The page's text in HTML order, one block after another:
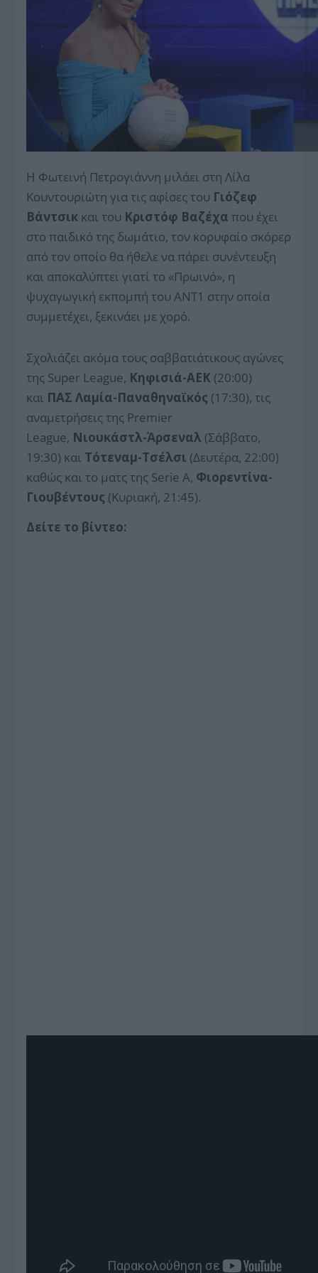
Η Φωτεινή Πετρογιάννη μιλάει στη Λίλα
Κουντουριώτη για τις αφίσες του Γιόζεφ
Βάντσικ και του Κριστόφ Βαζέχα που έχει
στο παιδικό της δωμάτιο, τον κορυφαίο σκόρερ
από τον οποίο θα ήθελε να πάρει συνέντευξη
και αποκαλύπτει γιατί το «Πρωινό», η
ψυχαγωγική εκπομπή του ΑΝΤ1 στην οποία
συμμετέχει, ξεκινάει με χορό.
Σχολιάζει ακόμα τους σαββατιάτικους αγώνες
της Super League, Κηφισιά-ΑΕΚ (20:00)
και ΠΑΣ Λαμία-Παναθηναϊκός (17:30), τις
αναμετρήσεις της Premier
League, Νιουκάστλ-Άρσεναλ (Σάββατο,
19:30) και Τότεναμ-Τσέλσι (Δευτέρα, 22:00)
καθώς και το ματς της Serie A, Φιορεντίνα-
Γιουβέντους (Κυριακή, 21:45).
Δείτε το βίντεο: